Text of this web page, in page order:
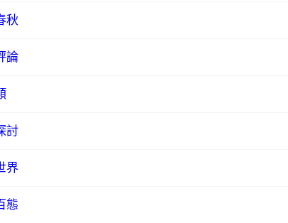
秋
論
討
界
態